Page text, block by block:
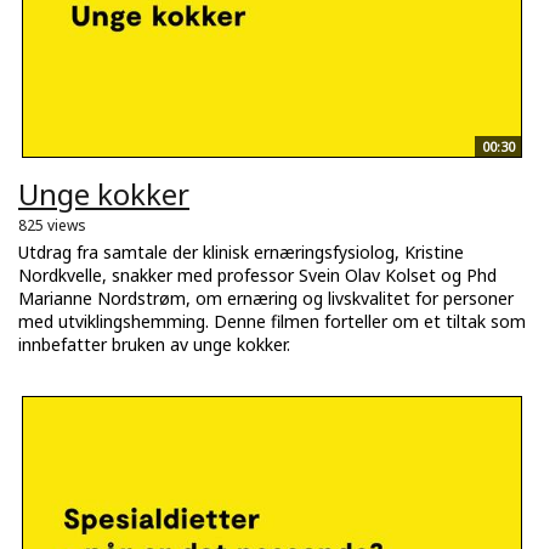
00:30
Unge kokker
825 views
Utdrag fra samtale der klinisk ernæringsfysiolog, Kristine
Nordkvelle, snakker med professor Svein Olav Kolset og Phd
Marianne Nordstrøm, om ernæring og livskvalitet for personer
med utviklingshemming. Denne filmen forteller om et tiltak som
innbefatter bruken av unge kokker.